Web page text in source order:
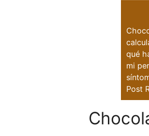
qué
mi
Post